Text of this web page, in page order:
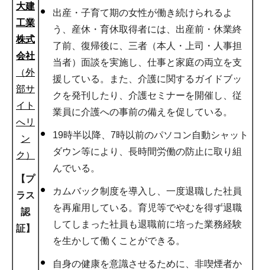
大建
工業
株式
会社
（外
部サ
イト
へリ
ン
ク）
【プ
ラス
認
証】
出産・子育て期の女性が働き続けられるよ
う、産休・育休取得者には、出産前・休業終
了前、復帰後に、三者（本人・上司・人事担
当者）面談を実施し、仕事と家庭の両立を支
援している。また、介護に関するガイドブッ
クを発刊したり、介護セミナーを開催し、従
業員に介護への事前の備えを促している。
19時半以降、7時以前のパソコン自動シャット
ダウン等により、長時間労働の防止に取り組
んでいる。
カムバック制度を導入し、一度退職した社員
を再雇用している。育児等でやむを得ず退職
してしまった社員も退職前に培った業務経験
を生かして働くことができる。
自身の健康を意識させるために、非喫煙者か